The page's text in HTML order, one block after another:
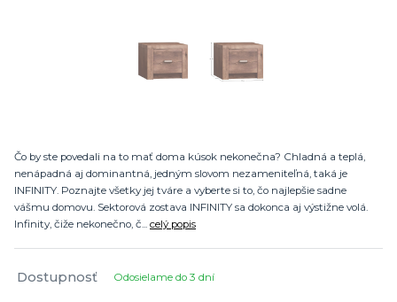
Čo by ste povedali na to mať doma kúsok nekonečna? Chladná a teplá,
nenápadná aj dominantná, jedným slovom nezameniteľná, taká je
INFINITY. Poznajte všetky jej tváre a vyberte si to, čo najlepšie sadne
vášmu domovu. Sektorová zostava INFINITY sa dokonca aj výstižne volá.
Infinity, čiže nekonečno, č... celý popis
Dostupnosť Odosielame do 3 dní